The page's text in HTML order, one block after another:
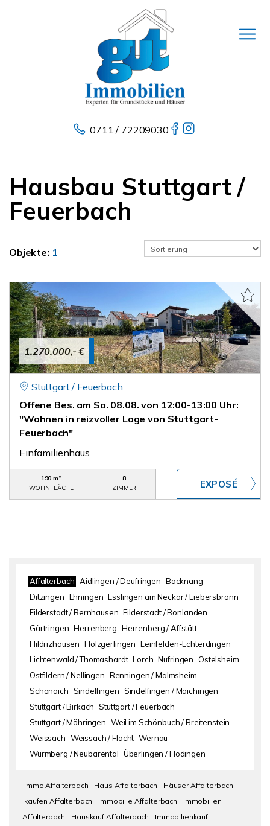
0711 / 72209030
Hausbau Stuttgart /
Feuerbach
Objekte: 1
1.270.000,- €
Stuttgart / Feuerbach
Offene Bes. am Sa. 08.08. von 12:00-13:00 Uhr:
"Wohnen in reizvoller Lage von Stuttgart-
Feuerbach"
Einfamilienhaus
190 m²
WOHNFLÄCHE
8
ZIMMER
Affalterbach Aidlingen / Deufringen Backnang
Ditzingen Ehningen Esslingen am Neckar / Liebersbronn
Filderstadt / Bernhausen Filderstadt / Bonlanden
Gärtringen Herrenberg Herrenberg / Affstätt
Hildrizhausen Holzgerlingen Leinfelden-Echterdingen
Lichtenwald / Thomashardt Lorch Nufringen
Ostelsheim
Ostfildern / Nellingen Renningen / Malmsheim
Schönaich Sindelfingen Sindelfingen / Maichingen
Stuttgart / Birkach Stuttgart / Feuerbach
Stuttgart / Möhringen Weil im Schönbuch / Breitenstein
Weissach Weissach / Flacht Wernau
Wurmberg / Neubärental Überlingen / Hödingen
Immo Affalterbach Haus Affalterbach
Häuser Affalterbach
kaufen Affalterbach
Immobilie Affalterbach
Immobilien
Affalterbach
Hauskauf Affalterbach
Immobilienkauf